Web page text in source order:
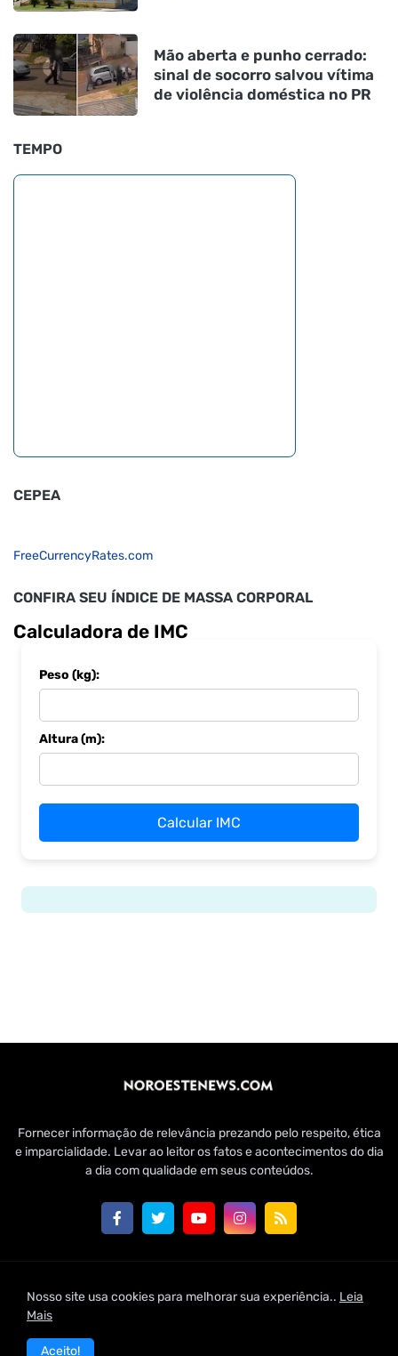
Mão aberta e punho cerrado:
sinal de socorro salvou vítima
de violência doméstica no PR
TEMPO
CEPEA
FreeCurrencyRates.com
CONFIRA SEU ÍNDICE DE MASSA CORPORAL
Calculadora de IMC
Peso (kg):
Altura (m):
Calcular IMC
Fornecer informação de relevância prezando pelo respeito, ética
e imparcialidade. Levar ao leitor os fatos e acontecimentos do dia
a dia com qualidade em seus conteúdos.
Customizado por Edmundo Baía Júnior para Jornal Noroeste
Home
Nosso site usa cookies para melhorar sua experiência.. Leia
Mais
Aceito!